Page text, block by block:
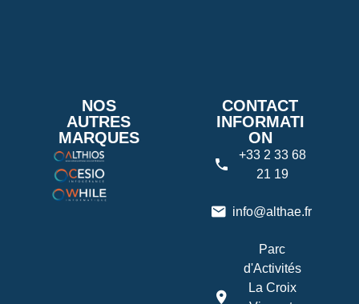
NOS
AUTRES
MARQUES
CONTACT
INFORMATI
ON
+33 2 33 68
21 19
info@althae.fr
Parc
d'Activités
La Croix